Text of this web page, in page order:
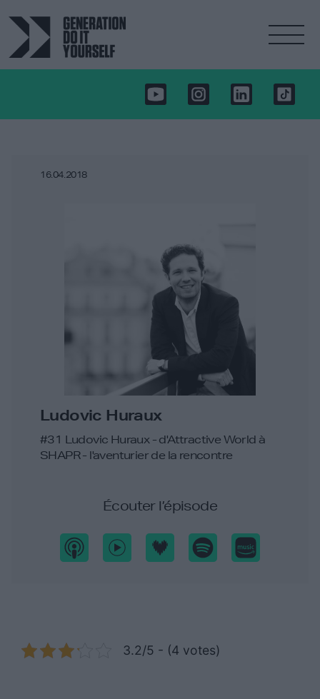
16.04.2018
Ludovic Huraux
#31 Ludovic Huraux - d'Attractive World à
SHAPR - l'aventurier de la rencontre
Écouter l’épisode
3.2/5 - (4 votes)